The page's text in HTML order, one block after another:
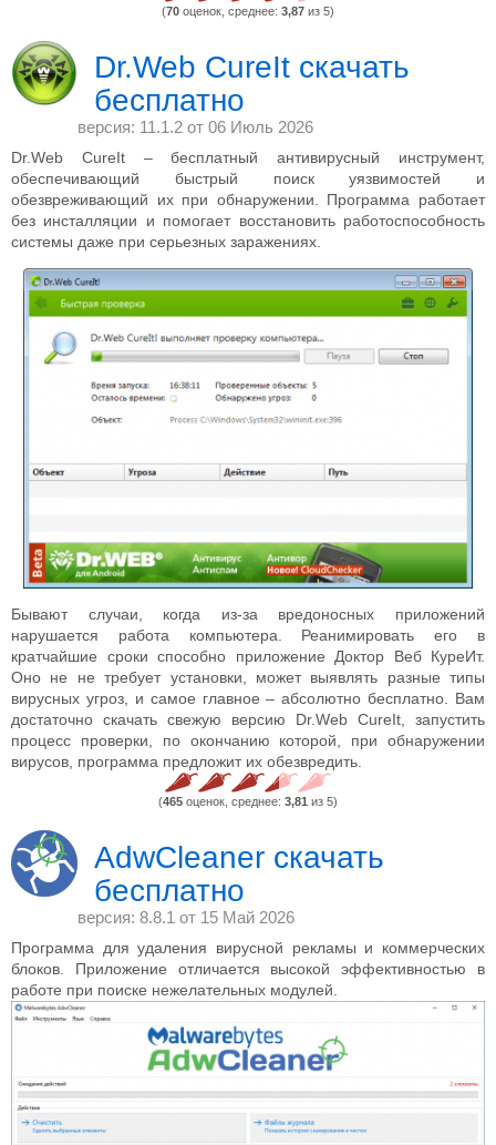
(70 оценок, среднее: 3,87 из 5)
Dr.Web CureIt скачать
бесплатно
версия: 11.1.2 от 06 Июль 2026
Dr.Web CureIt – бесплатный антивирусный инструмент,
обеспечивающий быстрый поиск уязвимостей и
обезвреживающий их при обнаружении. Программа работает
без инсталляции и помогает восстановить работоспособность
системы даже при серьезных заражениях.
Бывают случаи, когда из-за вредоносных приложений
нарушается работа компьютера. Реанимировать его в
кратчайшие сроки способно приложение Доктор Веб КуреИт.
Оно не не требует установки, может выявлять разные типы
вирусных угроз, и самое главное – абсолютно бесплатно. Вам
достаточно скачать свежую версию Dr.Web CureIt, запустить
процесс проверки, по окончанию которой, при обнаружении
вирусов, программа предложит их обезвредить.
(465 оценок, среднее: 3,81 из 5)
AdwCleaner скачать
бесплатно
версия: 8.8.1 от 15 Май 2026
Программа для удаления вирусной рекламы и коммерческих
блоков. Приложение отличается высокой эффективностью в
работе при поиске нежелательных модулей.